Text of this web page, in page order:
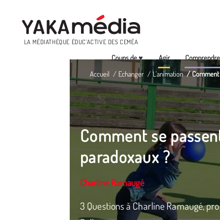
LA MÉDIATHÈQUE ÉDUC’ACTIVE DES CEMÉA
Menu
Coups de ♥ Agir Comprendre
Accueil Echanger L'animation Comment
Comment se
paradoxaux ?
Charline Ramaugé
3 Questions à Charline Ramaugé,